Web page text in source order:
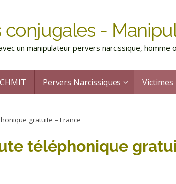
-
un manipulateur pervers narcissique,
Pervers Narcissiques Victimes
gratuite – France
téléphonique